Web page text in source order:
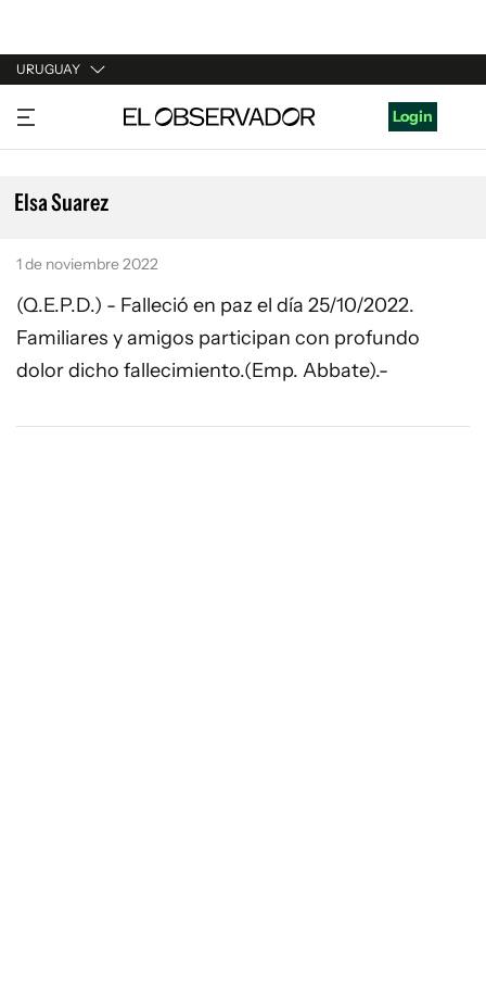
URUGUAY
URUGUAY
ARGENTINA
ESPAÑA
Login
Elsa Suarez
1 de noviembre 2022
(Q.E.P.D.) - Falleció en paz el día 25/10/2022.
Familiares y amigos participan con profundo
dolor dicho fallecimiento.(Emp. Abbate).-